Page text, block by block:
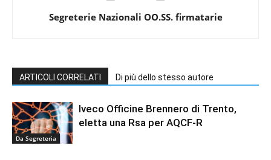
Segreterie Nazionali OO.SS. firmatarie
ARTICOLI CORRELATI Di più dello stesso autore
Da Segreteria
Iveco Officine Brennero di Trento,
eletta una Rsa per AQCF-R